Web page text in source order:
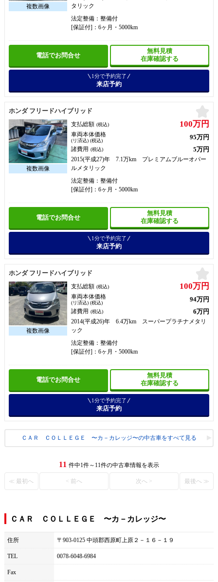
タリック
法定整備：整備付
[保証付]：6ヶ月・5000km
電話でお問合せ
無料見積
在庫確認する
1分で予約完了
来店予約
ホンダ フリードハイブリッド
支払総額 (税込) 100万円
車両本体価格
(リ済込) (税込) 95万円
諸費用 (税込) 5万円
2015(平成27)年 7.1万km プレミアムブルーオパー
ルメタリック
法定整備：整備付
[保証付]：6ヶ月・5000km
電話でお問合せ
無料見積
在庫確認する
1分で予約完了
来店予約
ホンダ フリードハイブリッド
支払総額 (税込) 100万円
車両本体価格
(リ済込) (税込) 94万円
諸費用 (税込) 6万円
2014(平成26)年 6.4万km スーパープラチナメタリ
ック
法定整備：整備付
[保証付]：6ヶ月・5000km
電話でお問合せ
無料見積
在庫確認する
1分で予約完了
来店予約
ＣＡＲ ＣＯＬＬＥＧＥ 〜カ－カレッジ〜の中古車をすべて見る
11 件中1件～11件の中古車情報を表示
≪ 最初へ < 前へ 次へ > 最後へ ≫
ＣＡＲ ＣＯＬＬＥＧＥ 〜カ－カレッジ〜
住所 〒903-0125 中頭郡西原町上原２－１６－１９
TEL 0078-6048-6984
Fax